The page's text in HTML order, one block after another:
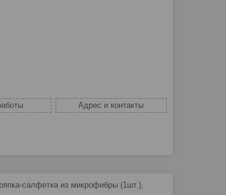
Адрес и контакты
салфетка из микрофибры (1шт.),